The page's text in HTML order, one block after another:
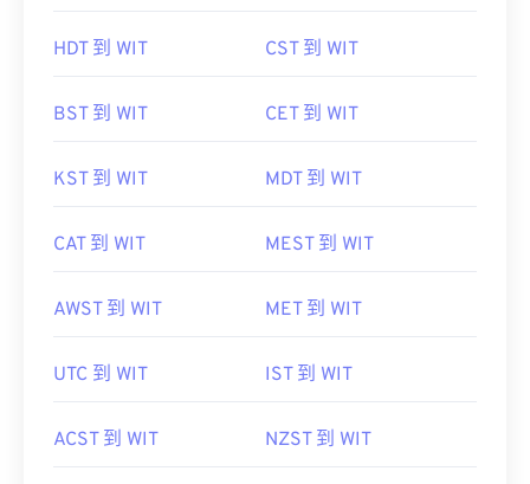
HDT 到 WIT CST 到 WIT
BST 到 WIT CET 到 WIT
KST 到 WIT MDT 到 WIT
CAT 到 WIT MEST 到 WIT
AWST 到 WIT MET 到 WIT
UTC 到 WIT IST 到 WIT
ACST 到 WIT NZST 到 WIT